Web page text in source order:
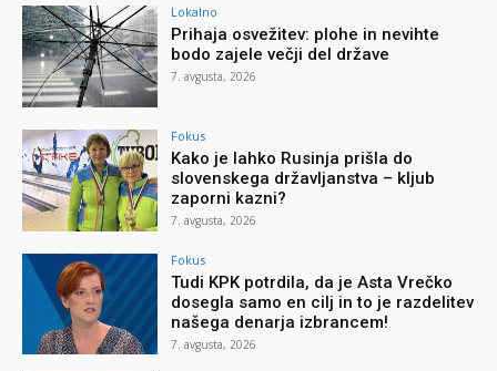
Lokalno
Prihaja osvežitev: plohe in nevihte
bodo zajele večji del države
7. avgusta, 2026
Fokus
Kako je lahko Rusinja prišla do
slovenskega državljanstva – kljub
zaporni kazni?
7. avgusta, 2026
Fokus
Tudi KPK potrdila, da je Asta Vrečko
dosegla samo en cilj in to je razdelitev
našega denarja izbrancem!
7. avgusta, 2026